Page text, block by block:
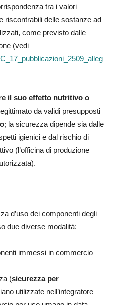
tra i valori
riscontrabili delle sostanze ad
come previsto dalle
(vedi
il suo effetto nutritivo o
da validi presupposti
; la sicurezza dipende sia dalle
igienici e dal rischio di
(l’officina di produzione
d’uso dei componenti degli
due diverse modalità:
immessi in commercio
(sicurezza per
utilizzate nell’integratore